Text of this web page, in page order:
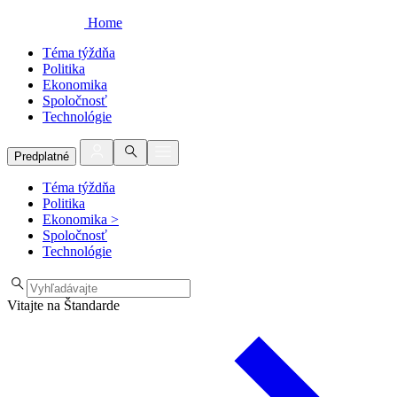
Home
Téma týždňa
Politika
Ekonomika
Spoločnosť
Technológie
Predplatné
Téma týždňa
Politika
Ekonomika >
Spoločnosť
Technológie
Vitajte na Štandarde